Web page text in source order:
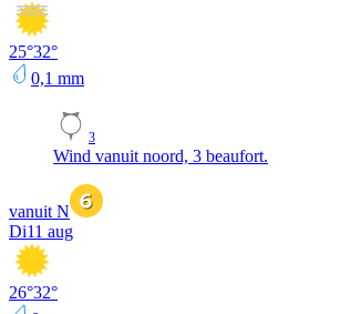
25°32°
0,1 mm
3
Wind vanuit noord, 3 beaufort.
vanuit N
Di11 aug
26°32°